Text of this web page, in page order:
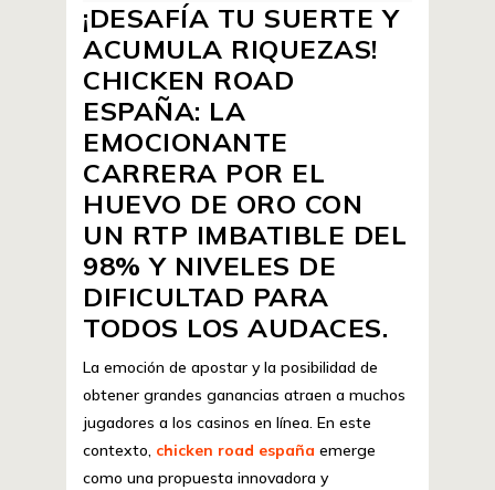
¡DESAFÍA TU SUERTE Y
ACUMULA RIQUEZAS!
CHICKEN ROAD
ESPAÑA: LA
EMOCIONANTE
CARRERA POR EL
HUEVO DE ORO CON
UN RTP IMBATIBLE DEL
98% Y NIVELES DE
DIFICULTAD PARA
TODOS LOS AUDACES.
La emoción de apostar y la posibilidad de
obtener grandes ganancias atraen a muchos
jugadores a los casinos en línea. En este
contexto, chicken road españa emerge
como una propuesta innovadora y